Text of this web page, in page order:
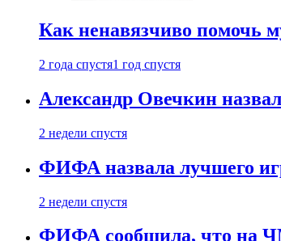
Как ненавязчиво помочь
2 года спустя1 год спустя
Александр Овечкин
2 недели спустя
ФИФА назвала лучшего
2 недели спустя
ФИФА сообщила, что на